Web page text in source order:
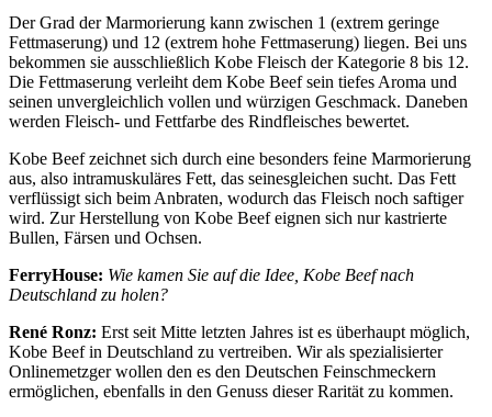
Der Grad der Marmorierung kann zwischen 1 (extrem geringe
Fettmaserung) und 12 (extrem hohe Fettmaserung) liegen. Bei uns
bekommen sie ausschließlich Kobe Fleisch der Kategorie 8 bis 12.
Die Fettmaserung verleiht dem Kobe Beef sein tiefes Aroma und
seinen unvergleichlich vollen und würzigen Geschmack. Daneben
werden Fleisch- und Fettfarbe des Rindfleisches bewertet.
Kobe Beef zeichnet sich durch eine besonders feine Marmorierung
aus, also intramuskuläres Fett, das seinesgleichen sucht. Das Fett
verflüssigt sich beim Anbraten, wodurch das Fleisch noch saftiger
wird. Zur Herstellung von Kobe Beef eignen sich nur kastrierte
Bullen, Färsen und Ochsen.
FerryHouse: Wie kamen Sie auf die Idee, Kobe Beef nach
Deutschland zu holen?
René Ronz: Erst seit Mitte letzten Jahres ist es überhaupt möglich,
Kobe Beef in Deutschland zu vertreiben. Wir als spezialisierter
Onlinemetzger wollen den es den Deutschen Feinschmeckern
ermöglichen, ebenfalls in den Genuss dieser Rarität zu kommen.